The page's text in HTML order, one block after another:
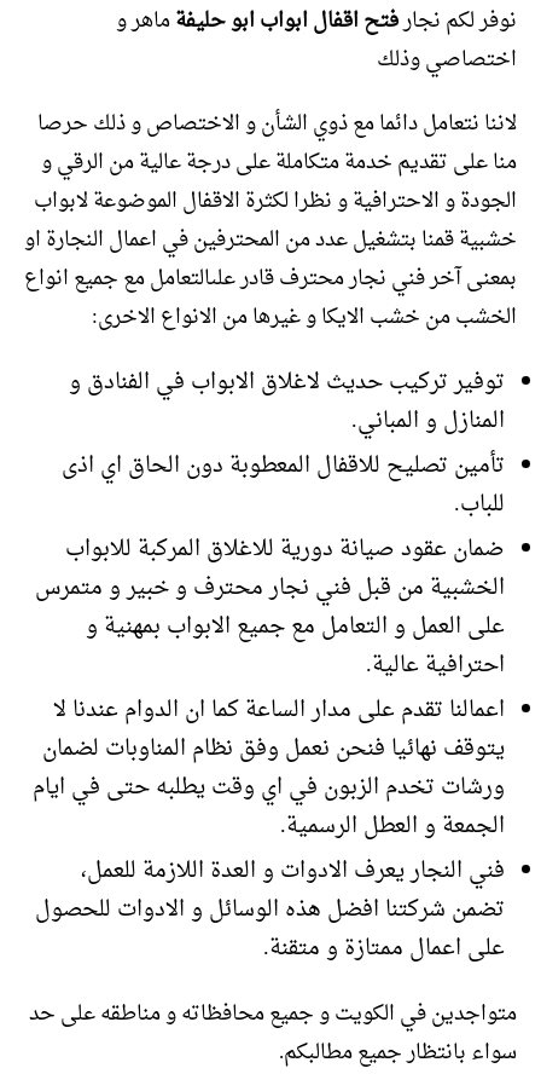
نوفر لكم نجارفتح اقفال ابواب ابو حليفةماهر و
اختصاصي وذلك
لاننا نتعامل دائما مع ذوي الشأن و الاختصاص و ذلك حرصا
منا على تقديم خدمة متكاملة على درجة عالية من الرقي و
الجودة و الاحترافية و نظرا لكثرة الاقفال الموضوعة لابواب
خشبية قمنا بتشغيل عدد من المحترفين في اعمال النجارة او
بمعنى آخر فني نجار محترف قادر علىالتعامل مع جميع انواع
الخشب من خشب الايكا و غيرها من الانواع الاخرى:
توفير تركيب حديث لاغلاق الابواب في الفنادق و
المنازل و المباني.
تأمين تصليح للاقفال المعطوبة دون الحاق اي اذى
للباب.
ضمان عقود صيانة دورية للاغلاق المركبة للابواب
الخشبية من قبل فني نجار محترف و خبير و متمرس
على العمل و التعامل مع جميع الابواب بمهنية و
احترافية عالية.
اعمالنا تقدم على مدار الساعة كما ان الدوام عندنا لا
يتوقف نهائيا فنحن نعمل وفق نظام المناوبات لضمان
ورشات تخدم الزبون في اي وقت يطلبه حتى في ايام
الجمعة و العطل الرسمية.
فني النجار يعرف الادوات و العدة اللازمة للعمل،
تضمن شركتنا افضل هذه الوسائل و الادوات للحصول
على اعمال ممتازة و متقنة.
متواجدين في الكويت و جميع محافظاته و مناطقه على حد
سواء بانتظار جميع مطالبكم.